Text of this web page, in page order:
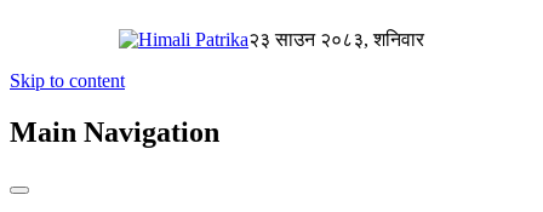
२३ साउन २०८३, शनिवार
Skip to content
Main Navigation